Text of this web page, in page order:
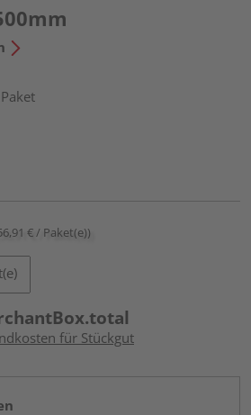
€ / Paket(e))
für Stückgut